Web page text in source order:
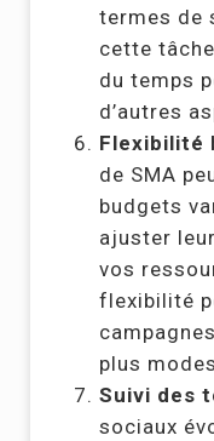
termes de
cette
du temps
d’autres
Flexibilité
de SMA
budgets
ajuster
vos
flexibilité
plus
Suivi des
sociaux